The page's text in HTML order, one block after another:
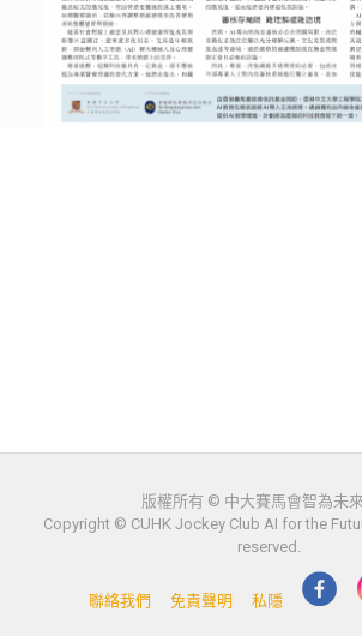
版權所有 © 中大賽馬會智為未
Copyright © CUHK Jockey Club AI for the
reserved.
聯絡我們 免責聲明 私隱